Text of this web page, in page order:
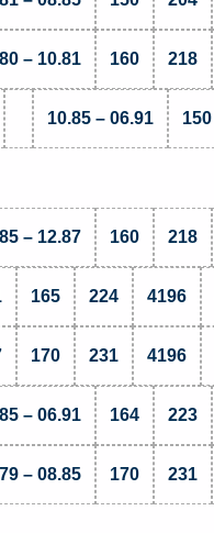
– 10.81 160 218
10.85 – 06.91 150
– 12.87 160 218
165 224 4196
170 231 4196
– 06.91 164 223
– 08.85 170 231